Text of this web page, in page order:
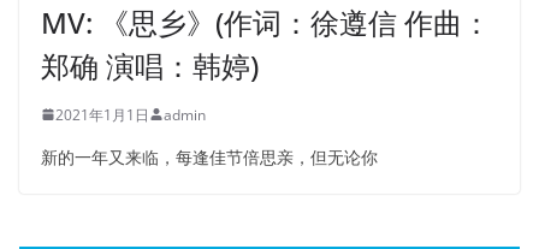
MV: 《思乡》(作词：徐遵信 作曲：
郑确 演唱：韩婷)
2021年1月1日 admin
新的一年又来临，每逢佳节倍思亲，但无论你